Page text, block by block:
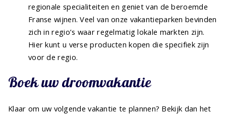
regionale specialiteiten en geniet van de beroemde
Franse wijnen. Veel van onze vakantieparken bevinden
zich in regio’s waar regelmatig lokale markten zijn.
Hier kunt u verse producten kopen die specifiek zijn
voor de regio.
Boek uw droomvakantie
Klaar om uw volgende vakantie te plannen? Bekijk dan het